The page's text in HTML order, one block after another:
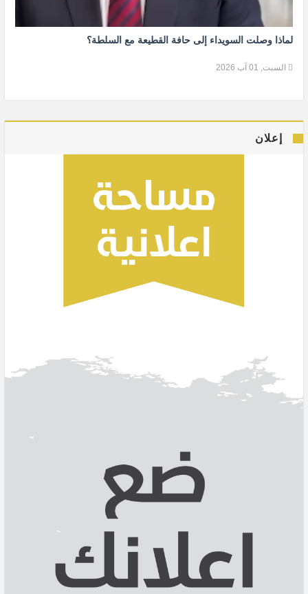
لماذا وصلت السويداء إلى حافة القطيعة مع السلطة؟
السبت, 01 آب 2026
إعلان